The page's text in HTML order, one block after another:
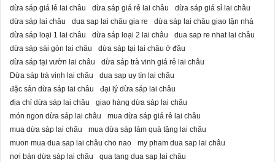
dừa sáp giá lẻ lai châu
dừa sáp giá rẻ lai châu
dừa sáp giá sỉ lai châu
dừa sáp lai châu
dua sap lai châu gia re
dừa sáp lai châu giao tận nhà
dừa sáp loại 1 lai châu
dừa sáp loại 2 lai châu
dua sap re nhat lai châu
dừa sáp sài gòn lai châu
dừa sáp tại lai châu ở đâu
dừa sáp tại vườn lai châu
dừa sáp trà vinh giá rẻ lai châu
Dừa sáp trà vinh lai châu
dua sap uy tín lai châu
đặc sản dừa sáp lai châu
đại lý dừa sáp lai châu
địa chỉ dừa sáp lai châu
giao hàng dừa sáp lai châu
món ngon dừa sáp lai châu
mua dừa sáp giá rẻ lai châu
mua dừa sáp lai châu
mua dừa sáp làm quà tặng lai châu
muon mua dua sap lai châu cho nao
my pham dua sap lai châu
nơi bán dừa sáp lai châu
qua tang dua sap lai châu